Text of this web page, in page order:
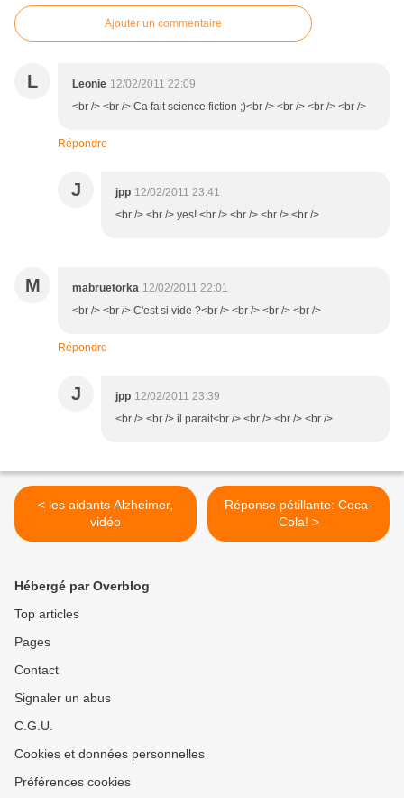
Ajouter un commentaire
L Leonie 12/02/2011 22:09
<br /> <br /> Ca fait science fiction ;)<br /> <br /> <br /> <br />
Répondre
J jpp 12/02/2011 23:41
<br /> <br /> yes! <br /> <br /> <br /> <br />
M mabruetorka 12/02/2011 22:01
<br /> <br /> C'est si vide ?<br /> <br /> <br /> <br />
Répondre
J jpp 12/02/2011 23:39
<br /> <br /> il parait<br /> <br /> <br /> <br />
< les aidants Alzheimer,
vidéo
Réponse pétillante: Coca-
Cola! >
Hébergé par Overblog
Top articles
Pages
Contact
Signaler un abus
C.G.U.
Cookies et données personnelles
Préférences cookies